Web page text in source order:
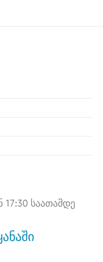
საათამდე